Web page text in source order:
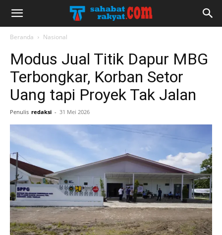
Beranda Nasional
Modus Jual Titik Dapur MBG
Terbongkar, Korban Setor
Uang tapi Proyek Tak Jalan
Penulis redaksi - 31 Mei 2026